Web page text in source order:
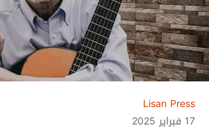
Lisan Press
17 فبراير 2025